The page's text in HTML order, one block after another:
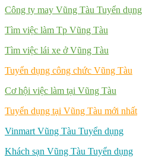
Công ty may Vũng Tàu Tuyển dụng
Tìm việc làm Tp Vũng Tàu
Tìm việc lái xe ở Vũng Tàu
Tuyển dụng công chức Vũng Tàu
Cơ hội việc làm tại Vũng Tàu
Tuyển dụng tại Vũng Tàu mới nhất
Vinmart Vũng Tàu Tuyển dụng
Khách sạn Vũng Tàu Tuyển dụng